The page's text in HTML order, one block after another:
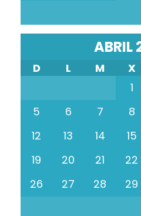
ABRIL
D L M X
1
5
6 7 8
12
13 14 15
19
20 21 22
26
27 28 29